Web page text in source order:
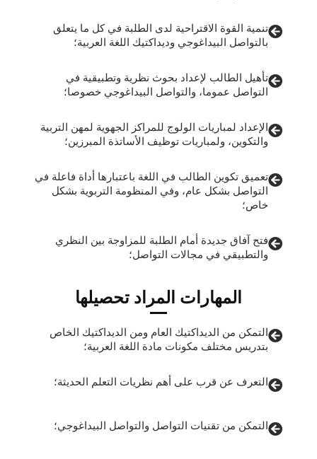
تنمية القوة الاقتراحية لدى الطلبة في كل ما يتعلق
بالتواصل البيداغوجي وديداكتيك اللغة العربية؛
تأهيل الطالب لإعداد بحوث نظرية وتطبيقية في
التواصل عموما، والتواصل البيداغوجي خصوصا؛
الإعداد لمباريات الولوج للمراكز الجهوية لمهن التربية
والتكوين، ولمباريات توظيف الأساتذة المبرزين؛
تعميق تكوين الطالب في اللغة باعتبارها أداة فاعلة في
التواصل بشكل عام، وفي المنظومة التربوية بشكل
خاص؛
فتح آفاق جديدة أمام الطلبة للمزاوجة بين النظري
والتطبيقي في مجالات التواصل؛
المهارات المراد تحصيلها
التمكن من الديداكتيك العام ومن الديداكتيك الخاص
بتدريس مختلف مكونات مادة اللغة العربية؛
التعرف عن قرب على أهم نظريات التعلم الحديثة؛
التمكن من تقنيات التواصل والتواصل البيداغوجي؛